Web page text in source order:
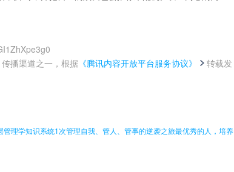
播渠道之一，根据 《腾讯内容开放平台服务协议》
转载发
理学知识系统1次管理自我、管人、管事的逆袭之旅最优秀的人，培养